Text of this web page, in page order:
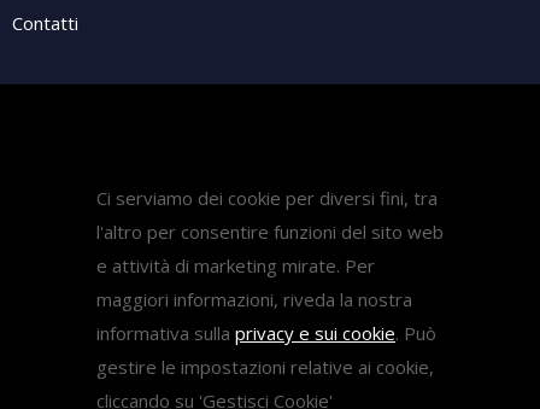
Ci serviamo dei cookie per diversi fini, tra
l'altro per consentire funzioni del sito web
e attività di marketing mirate. Per
maggiori informazioni, riveda la nostra
informativa sulla privacy e sui cookie. Può
gestire le impostazioni relative ai cookie,
cliccando su 'Gestisci Cookie'
Contatti
Pubblicazioni
Diritto Sanitario
Diritto del lavoro
Come fare ricorso medicina
Ricorsi